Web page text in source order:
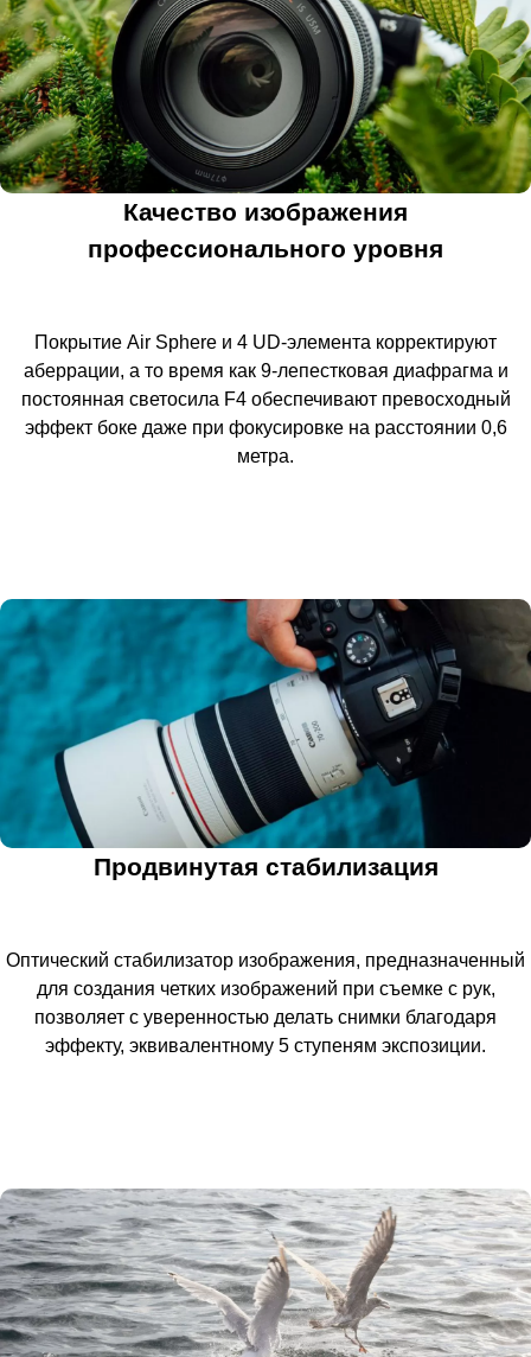
Качество изображения
профессионального уровня
Покрытие Air Sphere и 4 UD-элемента корректируют
аберрации, а то время как 9-лепестковая диафрагма и
постоянная светосила F4 обеспечивают превосходный
эффект боке даже при фокусировке на расстоянии 0,6
метра.
Продвинутая стабилизация
Оптический стабилизатор изображения, предназначенный
для создания четких изображений при съемке с рук,
позволяет с уверенностью делать снимки благодаря
эффекту, эквивалентному 5 ступеням экспозиции.